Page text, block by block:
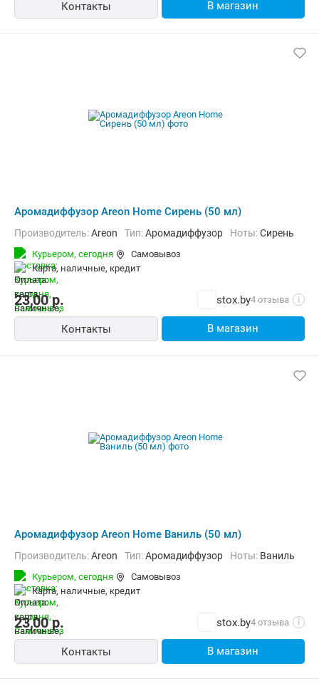
Контакты В магазин
Аромадиффузор Areon Home Сирень (50 мл)
Производитель:Areon Тип:Аромадиффузор Ноты:Сирень
Курьером, сегодня
Самовывоз
карта, наличные, кредит
23,00р. stox.by4 отзыва i
Контакты В магазин
Аромадиффузор Areon Home Ваниль (50 мл)
Производитель:Areon Тип:Аромадиффузор Ноты: Ваниль
Курьером, сегодня
Самовывоз
карта, наличные, кредит
23,00р. stox.by4 отзыва i
Контакты В магазин